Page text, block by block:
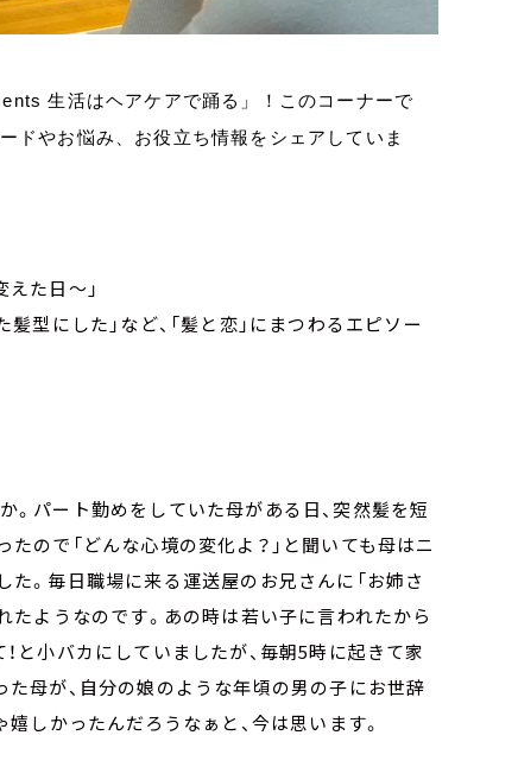
生活はヘアケアで踊る」！ このコーナーで
ドやお悩み、お役立ち情報をシェアしていま
た日～」
型にした」など、「髪と恋」にまつわるエピソー
パート勤めをしていた母がある日、突然髪を短
ので「どんな心境の変化よ？」と聞いても母はニ
。毎日職場に来る運送屋のお兄さんに「お姉さ
たようなのです。あの時は若い子に言われたから
と小バカにしていましたが、毎朝5時に起きて家
母が、自分の娘のような年頃の男の子にお世辞
しかったんだろうなぁと、今は思います。